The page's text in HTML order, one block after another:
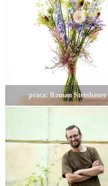
praca: Roman Steinhauer